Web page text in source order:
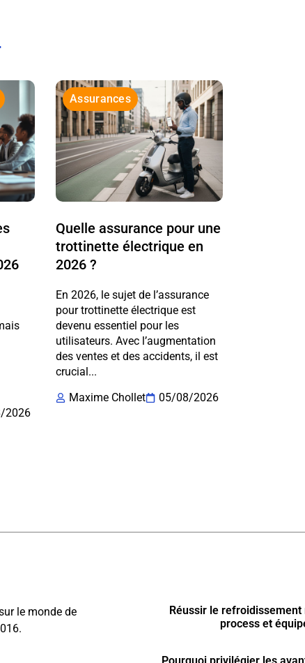
2026
Assurances
Quelle assurance pour une
trottinette électrique en
2026 ?
En 2026, le sujet de l’assurance
pour trottinette électrique est
devenu essentiel pour les
utilisateurs. Avec l’augmentation
des ventes et des accidents, il est
crucial...
Maxime Chollet
05/08/2026
le monde de
Réussir le
process et
Pourquoi privilégier les